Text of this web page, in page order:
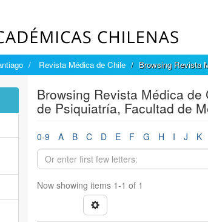
Revista Médica de Chile Browsing Revista
Browsing Revista Médica
de Psiquiatría, Facultad de
0-9 A B C D E F G H I J K
Now showing items 1-1 of 1